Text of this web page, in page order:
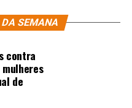
SEMANA
contra
de